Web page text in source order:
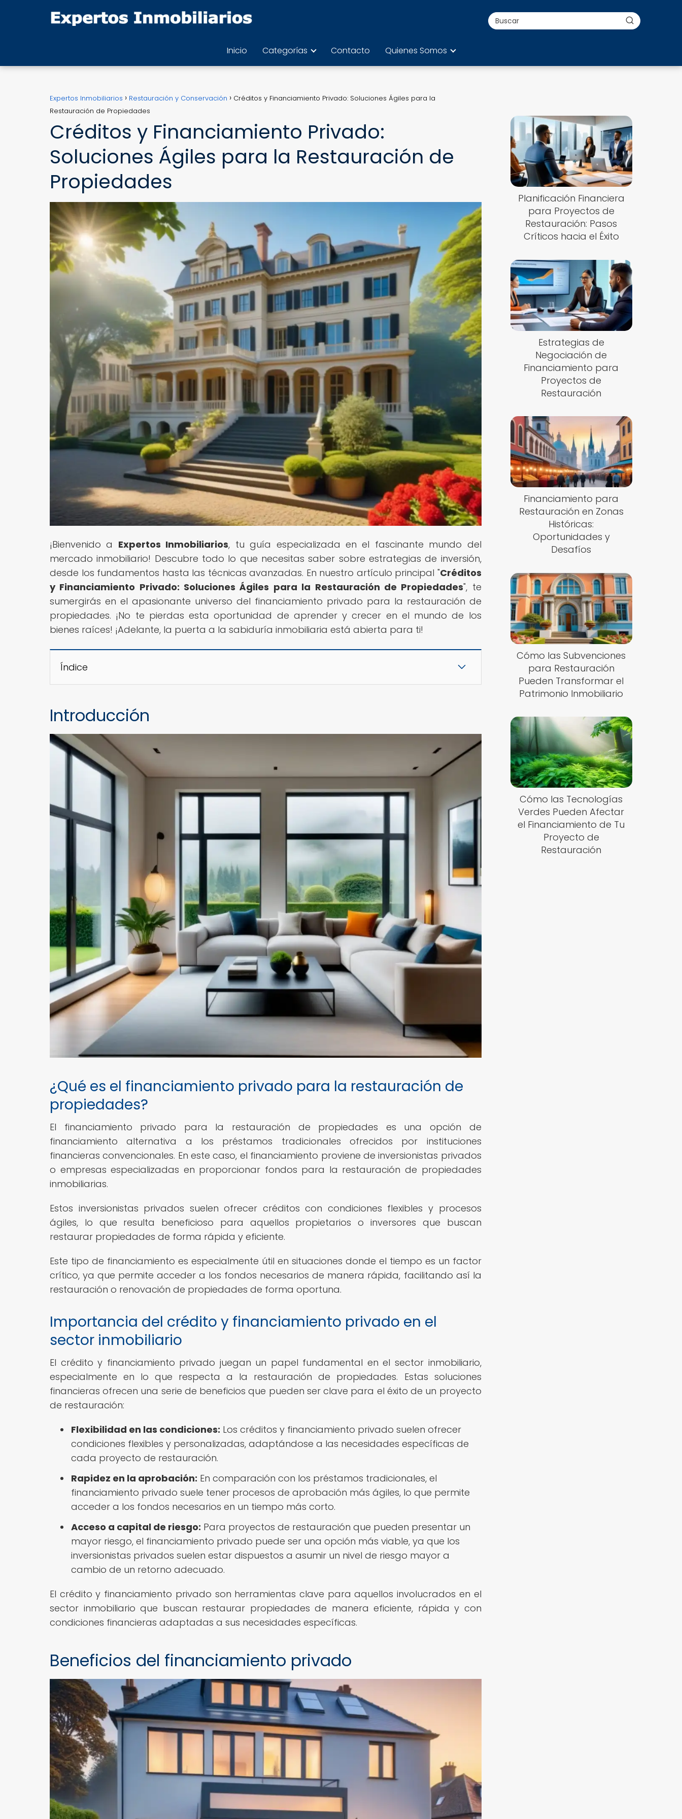
Inicio Categorías Contacto Quienes Somos
Expertos Inmobiliarios Restauración y Conservación
Créditos y Financiamiento Privado: Soluciones Ágiles para la
Restauración de Propiedades
Créditos y Financiamiento Privado:
Soluciones Ágiles para la Restauración de
Propiedades
¡Bienvenido a Expertos Inmobiliarios, tu guía especializada en el fascinante mundo del
mercado inmobiliario! Descubre todo lo que necesitas saber sobre estrategias de inversión,
desde los fundamentos hasta las técnicas avanzadas. En nuestro artículo principal "Créditos
y Financiamiento Privado: Soluciones Ágiles para la Restauración de Propiedades", te
sumergirás en el apasionante universo del financiamiento privado para la restauración de
propiedades. ¡No te pierdas esta oportunidad de aprender y crecer en el mundo de los
bienes raíces! ¡Adelante, la puerta a la sabiduría inmobiliaria está abierta para ti!
Índice
Introducción
¿Qué es el financiamiento privado para la restauración de
propiedades?
El financiamiento privado para la restauración de propiedades es una opción de
financiamiento alternativa a los préstamos tradicionales ofrecidos por instituciones
financieras convencionales. En este caso, el financiamiento proviene de inversionistas privados
o empresas especializadas en proporcionar fondos para la restauración de propiedades
inmobiliarias.
Estos inversionistas privados suelen ofrecer créditos con condiciones flexibles y procesos
ágiles, lo que resulta beneficioso para aquellos propietarios o inversores que buscan
restaurar propiedades de forma rápida y eficiente.
Este tipo de financiamiento es especialmente útil en situaciones donde el tiempo es un factor
crítico, ya que permite acceder a los fondos necesarios de manera rápida, facilitando así la
restauración o renovación de propiedades de forma oportuna.
Importancia del crédito y financiamiento privado en el
sector inmobiliario
El crédito y financiamiento privado juegan un papel fundamental en el sector inmobiliario,
especialmente en lo que respecta a la restauración de propiedades. Estas soluciones
financieras ofrecen una serie de beneficios que pueden ser clave para el éxito de un proyecto
de restauración:
Flexibilidad en las condiciones: Los créditos y financiamiento privado suelen ofrecer
condiciones flexibles y personalizadas, adaptándose a las necesidades específicas de
cada proyecto de restauración.
Rapidez en la aprobación: En comparación con los préstamos tradicionales, el
financiamiento privado suele tener procesos de aprobación más ágiles, lo que permite
acceder a los fondos necesarios en un tiempo más corto.
Acceso a capital de riesgo: Para proyectos de restauración que pueden presentar un
mayor riesgo, el financiamiento privado puede ser una opción más viable, ya que los
inversionistas privados suelen estar dispuestos a asumir un nivel de riesgo mayor a
cambio de un retorno adecuado.
El crédito y financiamiento privado son herramientas clave para aquellos involucrados en el
sector inmobiliario que buscan restaurar propiedades de manera eficiente, rápida y con
condiciones financieras adaptadas a sus necesidades específicas.
Beneficios del financiamiento privado
Planificación Financiera
para Proyectos de
Restauración: Pasos
Críticos hacia el Éxito
Estrategias de
Negociación de
Financiamiento para
Proyectos de
Restauración
Financiamiento para
Restauración en Zonas
Históricas:
Oportunidades y
Desafíos
Cómo las Subvenciones
para Restauración
Pueden Transformar el
Patrimonio Inmobiliario
Cómo las Tecnologías
Verdes Pueden Afectar
el Financiamiento de Tu
Proyecto de
Restauración